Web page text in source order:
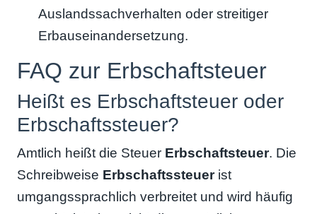
Auslandssachverhalten oder streitiger
Erbauseinandersetzung.
FAQ zur Erbschaftsteuer
Heißt es Erbschaftsteuer oder
Erbschaftssteuer?
Amtlich heißt die Steuer Erbschaftsteuer. Die
Schreibweise Erbschaftssteuerist
umgangssprachlich verbreitet und wird häufig